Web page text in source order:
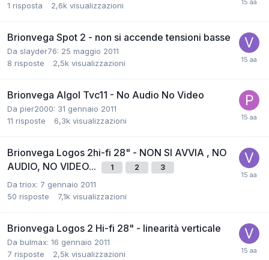
1 risposta 2,6k visualizzazioni
Brionvega Spot 2 - non si accende tensioni basse
Da slayder76: 25 maggio 2011
8 risposte 2,5k visualizzazioni
Brionvega Algol Tvc11 - No Audio No Video
Da pier2000: 31 gennaio 2011
11 risposte 6,3k visualizzazioni
Brionvega Logos 2hi-fi 28" - NON SI AVVIA , NO
AUDIO, NO VIDEO...
1 2 3
Da triox: 7 gennaio 2011
50 risposte 7,1k visualizzazioni
Brionvega Logos 2 Hi-fi 28" - linearità verticale
Da bulmax: 16 gennaio 2011
7 risposte 2,5k visualizzazioni